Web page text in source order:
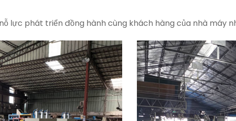
lực phát triển đồng hành cùng khách hàng của nhà máy